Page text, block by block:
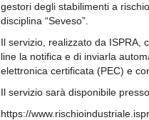
gestori degli stabilimenti a
disciplina “Seveso”.
Il servizio, realizzato da ISPRA,
line la notifica e di inviarla
elettronica certificata (PEC) e
Il servizio sarà disponibile
https://